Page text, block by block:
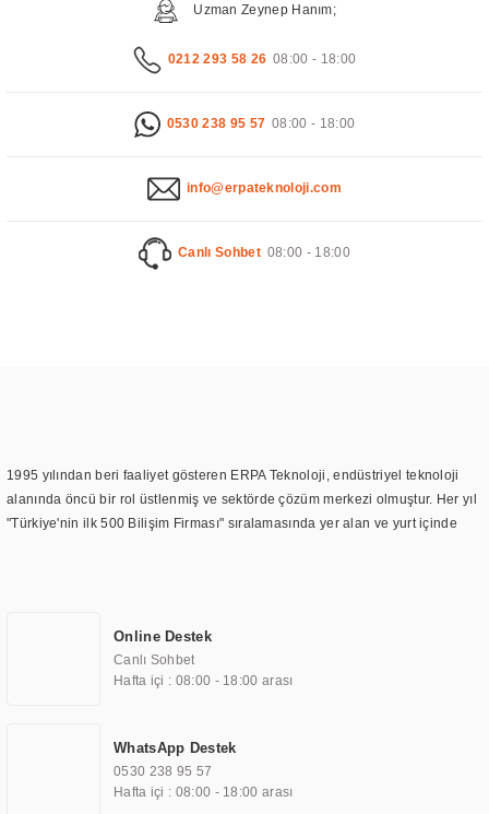
Uzman Zeynep Hanım;
0212 293 58 26 08:00 - 18:00
0530 238 95 57 08:00 - 18:00
info@erpateknoloji.com
Canlı Sohbet 08:00 - 18:00
1995 yılından beri faaliyet gösteren ERPA Teknoloji, endüstriyel teknoloji
alanında öncü bir rol üstlenmiş ve sektörde çözüm merkezi olmuştur. Her yıl
"Türkiye'nin ilk 500 Bilişim Firması" sıralamasında yer alan ve yurt içinde
TOCHI markası altında kendi ürettiği ürünlerde kullanmıştır. Günümüzde
TOCHI; videowall, digital signage, kiosk, totem, akıllı durak ekranı, araç içi
ekran, asansör ekranı, digital menüboard, marin ekran, medikal ekran,
ekranları, endüstriyel ekranlar, kapı önü bilgi ekranları, panel PC,
endüstriyel Panel PC, mini PC, endüstriyel mini PC ve akıllı bina sistemleri
gibi çözümleri 4.5" ile 110” boyutları arasında üretebilirken, ayrıca standart
Online Destek
Canlı Sohbet
Hafta içi : 08:00 - 18:00 arası
WhatsApp Destek
0530 238 95 57
Hafta içi : 08:00 - 18:00 arası